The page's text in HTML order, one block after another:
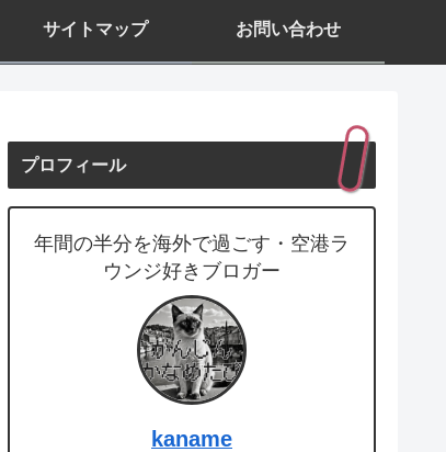
サイトマップ お問い合わせ
プロフィール
年間の半分を海外で過ごす・空港ラ
ウンジ好きブロガー
kaname